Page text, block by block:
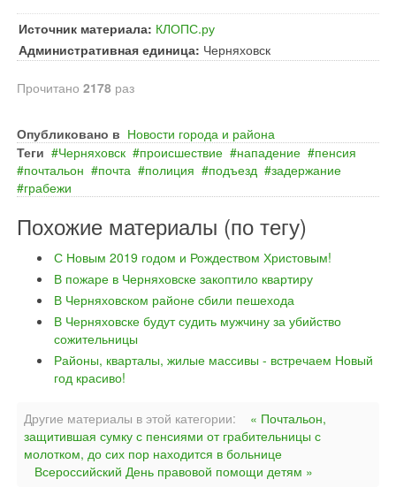
Источник материала: КЛОПС.ру
Административная единица: Черняховск
Прочитано 2178 раз
Опубликовано в Новости города и района
Теги
Черняховск происшествие нападение
пенсия
почтальон
почта полиция подъезд
задержание
грабежи
Похожие материалы (по тегу)
С Новым 2019 годом и Рождеством Христовым!
В пожаре в Черняховске закоптило квартиру
В Черняховском районе сбили пешехода
В Черняховске будут судить мужчину за убийство
сожительницы
Районы, кварталы, жилые массивы - встречаем Новый
год красиво!
Другие материалы в этой категории:
« Почтальон,
защитившая сумку с пенсиями от грабительницы с
молотком, до сих пор находится в больнице
Всероссийский День правовой помощи детям »